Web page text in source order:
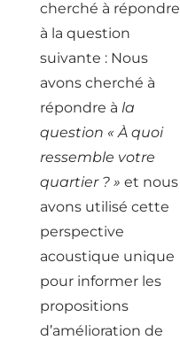
cherché à répondre
à la question
suivante : Nous
avons cherché à
répondre à la
question « À quoi
ressemble votre
quartier ? » et nous
avons utilisé cette
perspective
acoustique unique
pour informer les
propositions
d’amélioration de